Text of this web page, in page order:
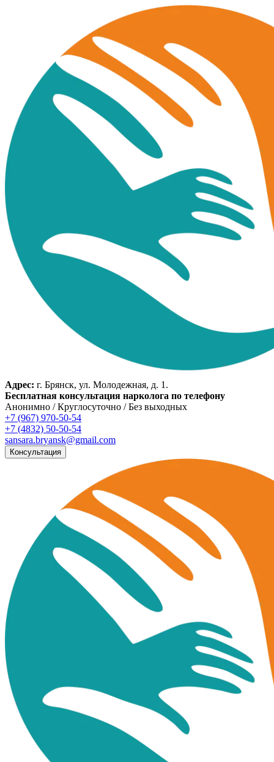
Адрес: г. Брянск, ул. Молодежная, д. 1.
Бесплатная консультация нарколога по телефону
Анонимно / Круглосуточно / Без выходных
+7 (967) 970-50-54
+7 (4832) 50-50-54
sansara.bryansk@gmail.com
Консультация